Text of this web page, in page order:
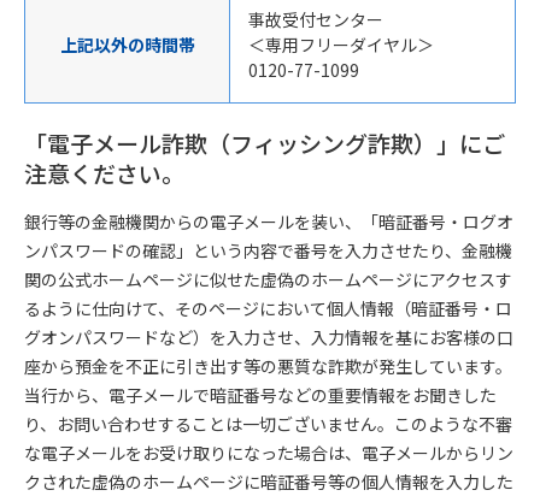
上記以外の時間帯
事故受付センター
＜専用フリーダイヤル＞
0120-77-1099
「電子メール詐欺（フィッシング詐欺）」にご
注意ください。
銀行等の金融機関からの電子メールを装い、「暗証番号・ログオ
ンパスワードの確認」という内容で番号を入力させたり、金融機
関の公式ホームページに似せた虚偽のホームページにアクセスす
るように仕向けて、そのページにおいて個人情報（暗証番号・ロ
グオンパスワードなど）を入力させ、入力情報を基にお客様の口
座から預金を不正に引き出す等の悪質な詐欺が発生しています。
当行から、電子メールで暗証番号などの重要情報をお聞きした
り、お問い合わせすることは一切ございません。このような不審
な電子メールをお受け取りになった場合は、電子メールからリン
クされた虚偽のホームページに暗証番号等の個人情報を入力した